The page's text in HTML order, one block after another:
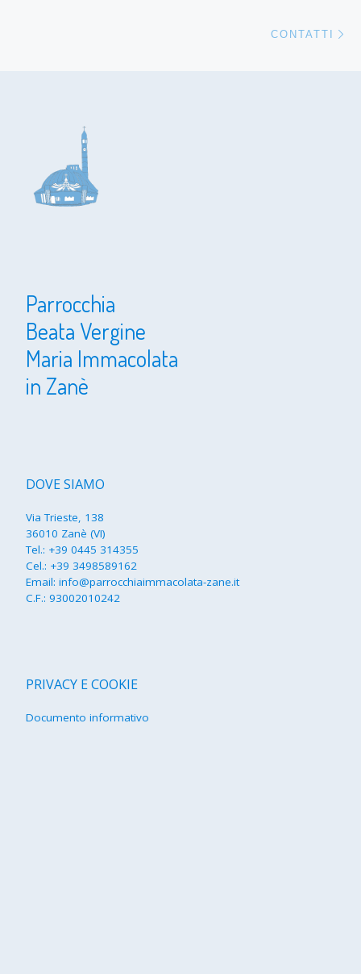
CONTATTI
Parrocchia
Beata Vergine
Maria Immacolata
in Zanè
DOVE SIAMO
Via Trieste, 138
36010 Zanè (VI)
Tel.: +39 0445 314355
Cel.: +39 3498589162
Email: info@parrocchiaimmacolata-zane.it
C.F.: 93002010242
PRIVACY E COOKIE
Documento informativo